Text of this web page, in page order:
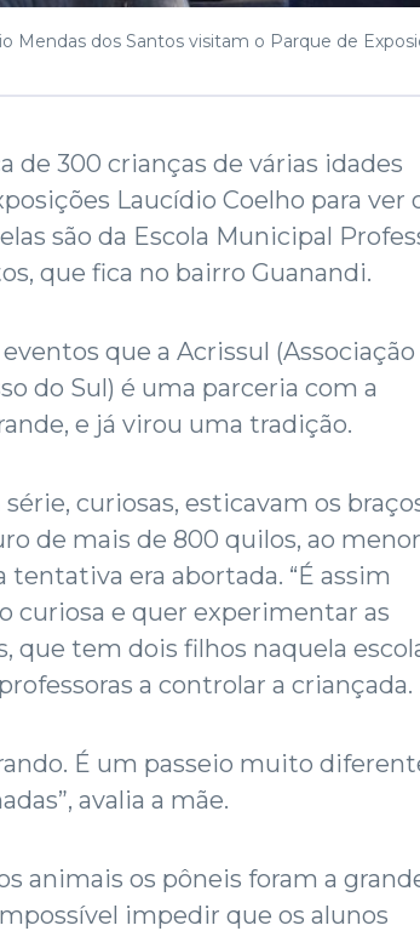
Mendas dos Santos visitam o Parque de
de 300 crianças de várias idades
Laucídio Coelho para ver
são da Escola Municipal
que fica no bairro Guanandi.
que a Acrissul (Associação
do Sul) é uma parceria com a
e já virou uma tradição.
curiosas, esticavam os
de mais de 800 quilos, ao menor
era abortada. “É assim
curiosa e quer experimentar as
que tem dois filhos naquela
a controlar a criançada.
É um passeio muito
avalia a mãe.
animais os pôneis foram a
impedir que os alunos